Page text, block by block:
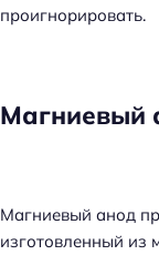
проигнорировать.
Магниевый
Магниевый анод
изготовленный из